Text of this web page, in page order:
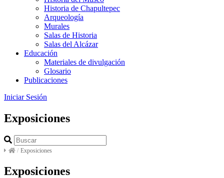
Historia de Chapultepec
Arqueología
Murales
Salas de Historia
Salas del Alcázar
Educación
Materiales de divulgación
Glosario
Publicaciones
Iniciar Sesión
Exposiciones
/ Exposiciones
Exposiciones